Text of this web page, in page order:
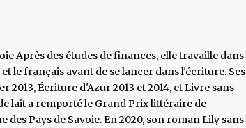
Après des études de finances, elle travaille dans
le français avant de se lancer dans l'écriture. Ses
2013, Écriture d'Azur 2013 et 2014, et Livre sans
lait a remporté le Grand Prix littéraire de
Pays de Savoie. En 2020, son roman Lily sans